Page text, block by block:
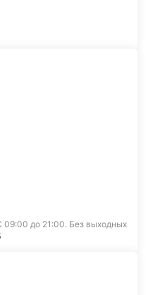
09:00 до 21:00. Без выходных